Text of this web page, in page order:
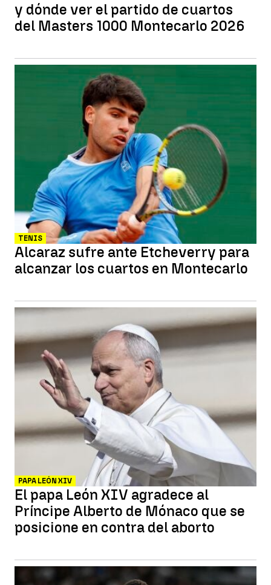
y dónde ver el partido de cuartos
del Masters 1000 Montecarlo 2026
TENIS
Alcaraz sufre ante Etcheverry para
alcanzar los cuartos en Montecarlo
PAPA LEÓN XIV
El papa León XIV agradece al
Príncipe Alberto de Mónaco que se
posicione en contra del aborto